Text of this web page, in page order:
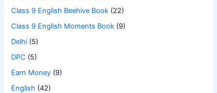
Class 9 English Beehive Book (22)
Class 9 English Moments Book (9)
Delhi (5)
DPC (5)
Earn Money (9)
English (42)